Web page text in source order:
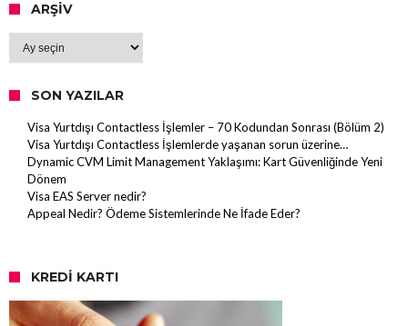
ARŞIV
SON YAZILAR
Visa Yurtdışı Contactless İşlemler – 70 Kodundan Sonrası (Bölüm 2)
Visa Yurtdışı Contactless İşlemlerde yaşanan sorun üzerine…
Dynamic CVM Limit Management Yaklaşımı: Kart Güvenliğinde Yeni
Dönem
Visa EAS Server nedir?
Appeal Nedir? Ödeme Sistemlerinde Ne İfade Eder?
KREDI KARTI